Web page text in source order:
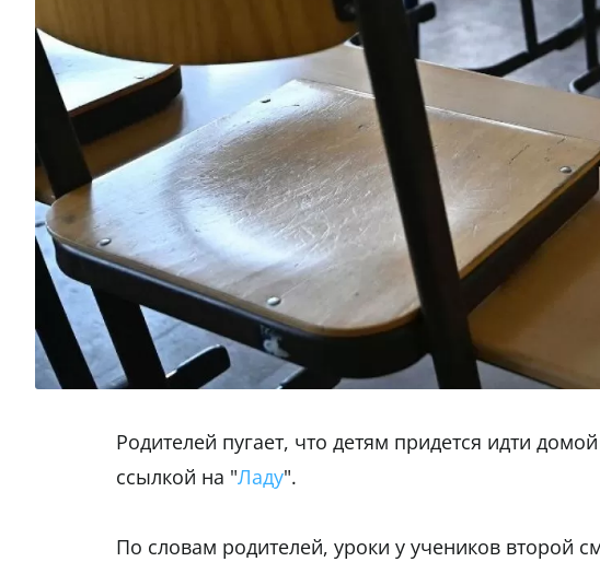
Родителей пугает, что детям придется идти
ссылкой на "Ладу".
По словам родителей, уроки у учеников второй